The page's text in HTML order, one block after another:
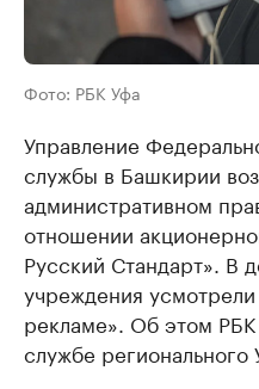
Фото: РБК Уфа
Управление
службы в Башкирии
административном
отношении
Русский Стандарт». В
учреждения
рекламе». Об этом
службе регионального